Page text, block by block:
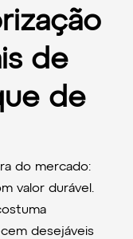
de
de
do mercado:
valor durável.
desejáveis